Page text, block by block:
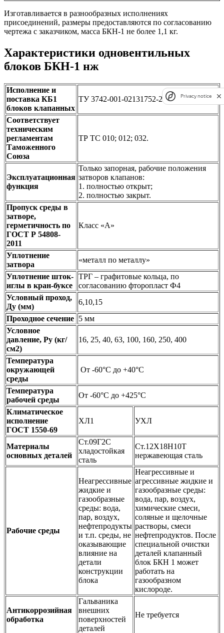
Изготавливается в разнообразных исполнениях
присоединений, размеры предоставляются по согласованию
чертежа с заказчиком, масса БКН-1 не более 1,1 кг.
Характеристики одновентильных
блоков БКН-1 нж
Исполнение и
поставка КБ1
блоков клапанных
ТУ 3742-001-02131752-2017
Соответствует
техническим
регламентам
Таможенного
Союза
ТР ТС 010; 012; 032.
Эксплуатационная
функция
Только запорная, рабочие положения
затворов клапанов:
1. полностью открыт;
2. полностью закрыт.
Пропуск среды в
затворе,
герметичность по
ГОСТ Р 54808-
2011
Класс «А»
Уплотнение
затвора
«металл по металлу»
Уплотнение шток-
иглы в кран-буксе
ТРГ – графитовые кольца, по
согласованию фторопласт Ф4
Условный проход,
Ду (мм)
6,10,15
Проходное сечение 5 мм
Условное
давление, Ру (кг/
см2)
16, 25, 40, 63, 100, 160, 250, 400
Температура
окружающей
среды
От -60°С до +40°С
Температура
рабочей среды
От -60°С до +425°С
Климатическое
исполнение
ГОСТ 1550-69
ХЛ1 УХЛ
Материалы
основных деталей
Ст.09Г2С
хладостойкая
сталь
Ст.12Х18Н10Т
нержавеющая сталь
Рабочие среды
Неагрессивные
жидкие и
газообразные
среды: вода,
пар, воздух,
нефтепродукты
и т.п. среды, не
оказывающие
влияние на
детали
конструкции
блока
Неагрессивные и
агрессивные жидкие и
газообразные среды:
вода, пар, воздух,
химические смеси,
соляные и щелочные
растворы, смеси
нефтепродуктов. После
специальной очистки
деталей клапанный
блок БКН 1 может
работать на
газообразном
кислороде.
Антикоррозийная
обработка
Гальваника
внешних
поверхностей
деталей
Не требуется
Privacy notice